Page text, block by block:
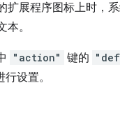
扩展程序图标上时，
。
"action" 键的
设置。